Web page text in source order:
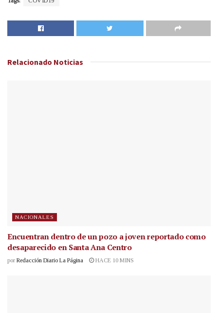
Relacionado Noticias
NACIONALES
Encuentran dentro de un pozo a joven reportado como
desaparecido en Santa Ana Centro
por Redacción Diario La Página HACE 10 MINS